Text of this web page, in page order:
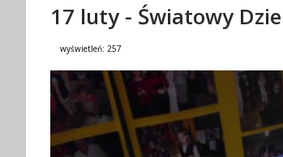
17 luty - Światowy
wyświetleń: 257
Treść